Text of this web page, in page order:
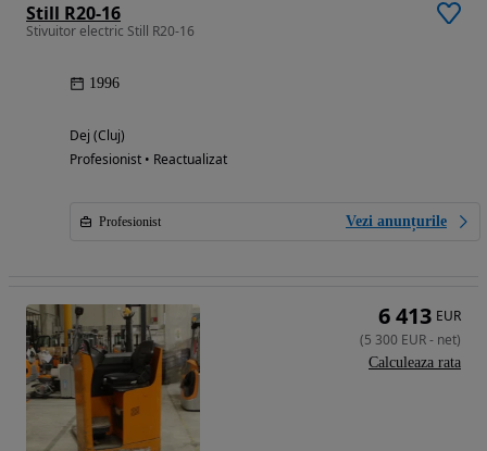
Still R20-16
Stivuitor electric Still R20-16
1996
Dej (Cluj)
Profesionist • Reactualizat
Profesionist Vezi anunțurile
6 413 EUR
(5 300 EUR- net)
Calculeaza rata